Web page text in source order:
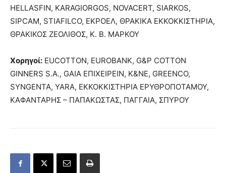
HELLASFIN, KARAGIORGOS, NOVACERT, SIARKOS,
SIPCAM, STIAFILCO, ΕΚΡΟΕΛ, ΘΡΑΚΙΚΑ ΕΚΚΟΚΚΙΣΤΗΡΙΑ,
ΘΡΑΚΙΚΟΣ ΖΕΟΛΙΘΟΣ, Κ. Β. ΜΑΡΚΟΥ
Χορηγοί: EUCOTTON, EUROBANK, G&P COTTON
GINNERS S.A., GAIA ΕΠΙΧΕΙΡΕΙΝ, Κ&ΝΕ, GREENCO,
SYNGENTA, YARA, ΕΚΚΟΚΚΙΣΤΗΡΙΑ ΕΡΥΘΡΟΠΟΤΑΜΟΥ,
ΚΑΦΑΝΤΑΡΗΣ – ΠΑΠΑΚΩΣΤΑΣ, ΠΑΓΓΑΙΑ, ΣΠΥΡΟΥ